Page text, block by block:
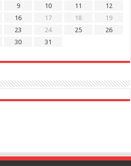
9 10 11
12
16 17 18
19
23 24 25
26
30
31